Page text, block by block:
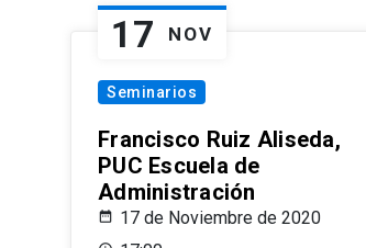
17 NOV
Seminarios
Francisco Ruiz Aliseda,
PUC Escuela de
Administración
17 de Noviembre de 2020